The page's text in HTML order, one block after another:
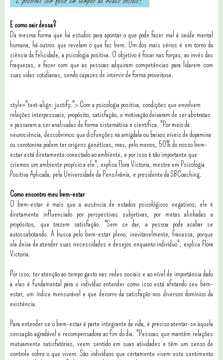
E como sair dessa?
Da mesma forma que há estudos para apontar o que pode fazer mal à saúde mental
humana, há outros que revelam o que faz bem. Um dos mais sérios é em torno da
ciência da felicidade, a psicologia positiva. O objetivo é focar nas forças, ao invés das
fraquezas, e fazer com que as pessoas adquiram competências para lidarem com
suas vidas cotidianas, sendo capazes de intervir de forma proveitosa.
style="text-align: justify;"> Com a psicologia positiva, condições que envolvem
relações interpessoais, propósito, satisfação, e motivação deixaram de ser abstratas
e passaram a ser analisadas de forma sistemática e científica. "Por meio da
neurociência, descobrimos que disfunções na amígdala ou baixos níveis de dopamina
ou serotonina podem ter origens genéticas, mas, pelo menos, 50% do nosso bem-
estar está diretamente conectado ao ambiente, e por isso é tão importante que
criemos um ambiente propício a ele", explica Flora Victoria, mestre em Psicologia
Positiva Aplicada, pela Universidade da Pensilvânia, e presidente da SBCoaching.
Como encontro meu bem-estar
O bem-estar é mais que a ausência de estados psicológicos negativos; ele é
diretamente influenciado por perspectivas subjetivas, por metas alinhadas a
propósitos, que trazem satisfação. "Sem se dar, a pessoa pode acabar se
autossabotando. A busca pelo bem-estar pleno, inevitavelmente, fracassa, porque
ela deixa de atender suas necessidades e desejos enquanto indivíduo", explica Flora
Victoria.
Por isso, ter atenção ao tempo gasto nas redes sociais e ao nível de importância dado
a elas é fundamental para o indivíduo entender como isso está afetando seu bem-
estar, um índice mensurável e que decorre da satisfação nos diversos domínios da
existência.
Para entender se o bem-estar é parte integrante da vida, é preciso atentar-se àquela
sensação agradável e recompensadora ao fim do dia. "Pessoas que mantêm relações
mutuamente satisfatórias, veem sentido em suas atividades e têm um senso de
controle sobre o que vivem. São indivíduos que certamente vivem este sentimento